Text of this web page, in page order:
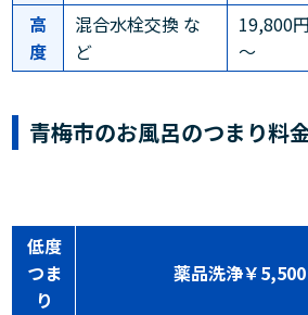
高
度
混合水栓交換 な
ど
19,800円
～
青梅市のお風呂のつまり料
低度
つま
り
薬品洗浄￥